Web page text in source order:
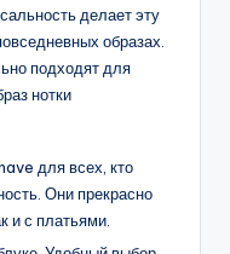
делает эту
образах.
подходят для
нотки
для всех, кто
Они прекрасно
и с платьями.